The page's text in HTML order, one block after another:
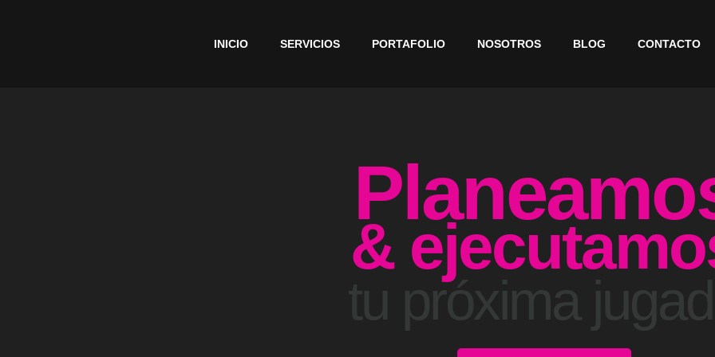
INICIO SERVICIOS PORTAFOLIO NOSOTROS BLOG CONTACTO
&
tu próxima